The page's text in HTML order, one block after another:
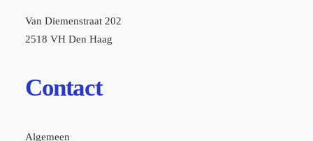
Van Diemenstraat 202
2518 VH Den Haag
Contact
Algemeen